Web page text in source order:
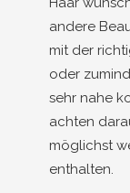
andere
mit der
oder
sehr nahe
achten
möglichst
enthalten.